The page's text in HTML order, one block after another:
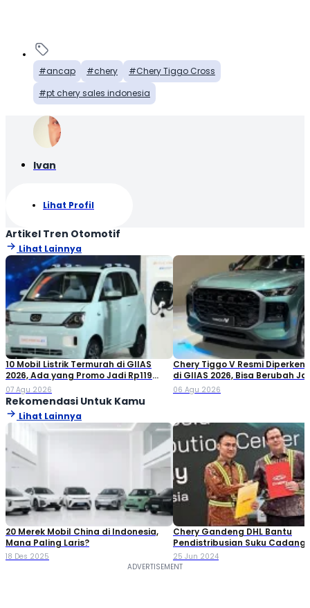
ancap chery
Chery Tiggo Cross
pt chery sales indonesia
Ivan
Lihat Profil
Artikel Tren Otomotif
Lihat Lainnya
10 Mobil Listrik Termurah di GIIAS
2026, Ada yang Promo Jadi Rp119
Jutaan!
07 Agu 2026
Chery Tiggo V Resmi
di GIIAS 2026, Bisa Berubah
Double Cabin
06 Agu 2026
Rekomendasi Untuk Kamu
Lihat Lainnya
20 Merek Mobil China di Indonesia,
Mana Paling Laris?
18 Des 2025
Chery Gandeng DHL Bantu
Pendistribusian Suku Cadang
Tengah Perang Dagang Cina-
25 Jun 2024